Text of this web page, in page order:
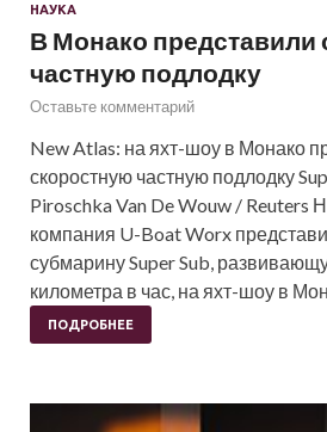
НАУКА
В Монако представили
частную подлодку
Оставьте комментарий
New Atlas: на яхт-шоу в Монако
скоростную частную подлодку
Piroschka Van De Wouw / Reuters
компания U-Boat Worx
субмарину Super Sub,
километра в час, на яхт-шоу в
ПОДРОБНЕЕ